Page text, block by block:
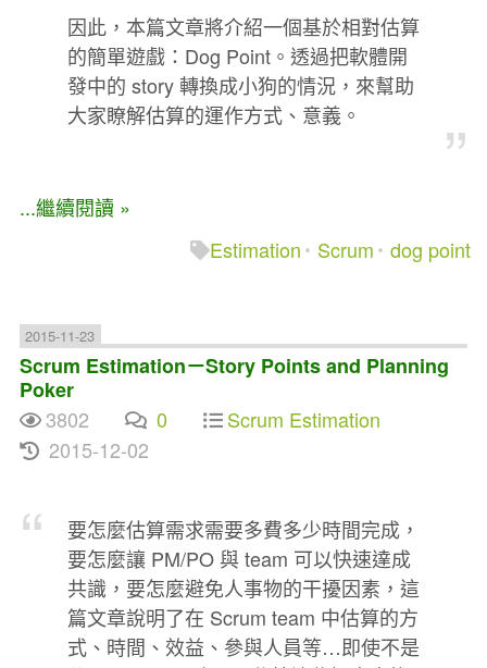
因此，本篇文章將介紹一個基於相對估算
的簡單遊戲：Dog Point。透過把軟體開
發中的 story 轉換成小狗的情況，來幫助
大家瞭解估算的運作方式、意義。
...繼續閱讀 »
Estimation
Scrum dog point
2015-11-23
Scrum Estimation－Story Points and Planning
Poker
3802
0
Scrum Estimation
2015-12-02
要怎麼估算需求需要多費多少時間完成，
要怎麼讓 PM/PO 與 team 可以快速達成
共識，要怎麼避免人事物的干擾因素，這
篇文章說明了在 Scrum team 中估算的方
式、時間、效益、參與人員等…即使不是